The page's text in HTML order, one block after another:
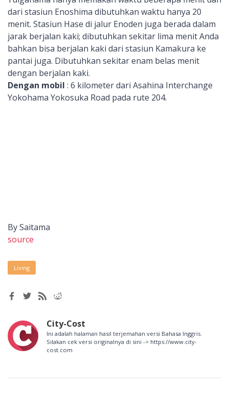
dari stasiun Enoshima dibutuhkan waktu hanya 20
menit. Stasiun Hase di jalur Enoden juga berada dalam
jarak berjalan kaki; dibutuhkan sekitar lima menit Anda
bahkan bisa berjalan kaki dari stasiun Kamakura ke
pantai juga. Dibutuhkan sekitar enam belas menit
dengan berjalan kaki.
Dengan mobil : 6 kilometer dari Asahina Interchange
Yokohama Yokosuka Road pada rute 204.
By Saitama
source
Living
City-Cost
Ini adalah halaman hasil terjemahan versi Bahasa Inggris.
Silakan cek versi originalnya di sini -> https://www.city-
cost.com